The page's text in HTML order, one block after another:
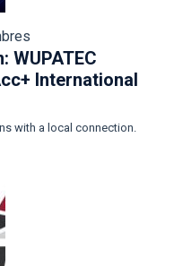
WUPATEC
International
with a local connection.